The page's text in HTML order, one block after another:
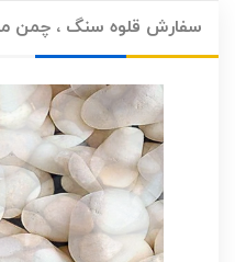
سفارش قلوه سنگ ، چمن